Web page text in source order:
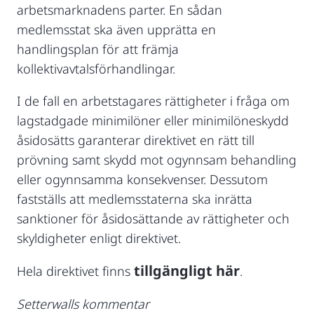
arbetsmarknadens parter. En sådan
medlemsstat ska även upprätta en
handlingsplan för att främja
kollektivavtalsförhandlingar.
I de fall en arbetstagares rättigheter i fråga om
lagstadgade minimilöner eller minimilöneskydd
åsidosätts garanterar direktivet en rätt till
prövning samt skydd mot ogynnsam behandling
eller ogynnsamma konsekvenser. Dessutom
fastställs att medlemsstaterna ska inrätta
sanktioner för åsidosättande av rättigheter och
skyldigheter enligt direktivet.
Hela direktivet finns tillgängligt här.
Setterwallskommentar